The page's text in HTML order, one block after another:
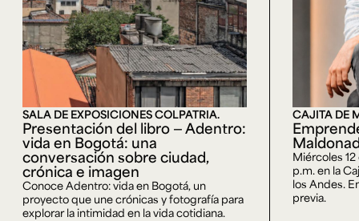
SALA DE EXPOSICIONES COLPATRIA.
Presentación del libro — Adentro:
vida en Bogotá: una
conversación sobre ciudad,
crónica e imagen
Conoce Adentro: vida en Bogotá, un
proyecto que une crónicas y fotografía para
explorar la intimidad en la vida cotidiana.
CAJITA DE
Miércoles
p.m. en la
los Andes.
previa.